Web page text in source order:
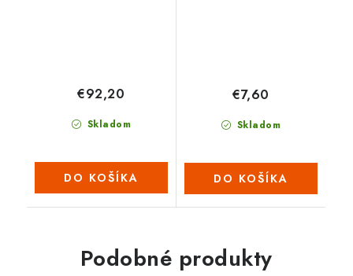
Skladom
€92,20
DO KOŠÍKA
Skladom
€7,60
DO KOŠÍKA
Podobné produkty